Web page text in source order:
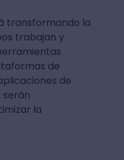
transformando la
trabajan y
de
de
serán
la